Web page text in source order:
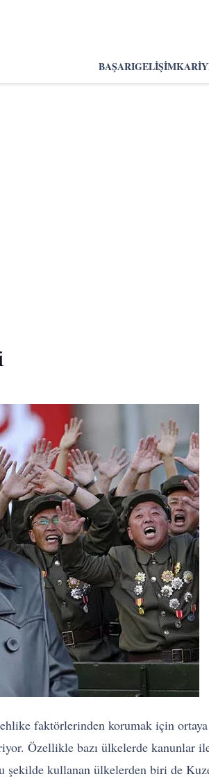
BAŞARIGELIŞIM
faktörlerinden korumak için ortaya
Özellikle bazı ülkelerde kanunlar
şekilde kullanan ülkelerden biri de